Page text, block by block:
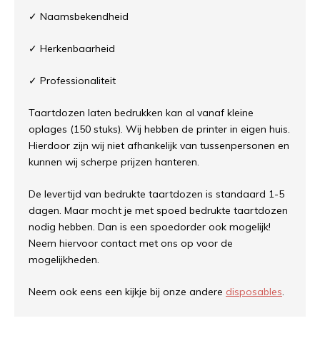
✓ Naamsbekendheid
✓ Herkenbaarheid
✓ Professionaliteit
Taartdozen laten bedrukken kan al vanaf kleine
oplages (150 stuks). Wij hebben de printer in eigen huis.
Hierdoor zijn wij niet afhankelijk van tussenpersonen en
kunnen wij scherpe prijzen hanteren.
De levertijd van bedrukte taartdozen is standaard 1-5
dagen. Maar mocht je met spoed bedrukte taartdozen
nodig hebben. Dan is een spoedorder ook mogelijk!
Neem hiervoor contact met ons op voor de
mogelijkheden.
Neem ook eens een kijkje bij onze andere disposables.